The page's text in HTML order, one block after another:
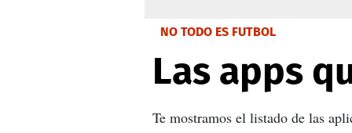
NO TODO ES FUTBOL
Las apps
Te mostramos el listado de las